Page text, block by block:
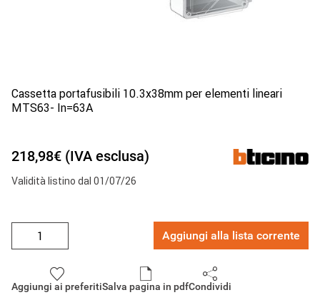
Cassetta portafusibili 10.3x38mm per elementi lineari
MTS63- In=63A
218,98€ (IVA esclusa)
Validità listino dal 01/07/26
Aggiungi alla lista corrente
Aggiungi ai preferitiSalva pagina in pdfCondividi